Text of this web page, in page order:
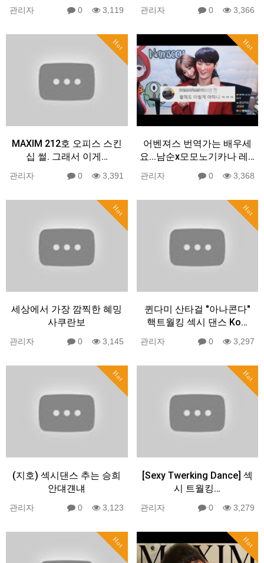
관리자 0 3,119 관리자 0 3,366
Hot
MAXIM 212호 오피스 스킨
십 썰. 그래서 이게…
관리자 0 3,391
Hot
어벤져스 번역가는 배우세
요...남순x모모노기카나 레…
관리자 0 3,368
Hot
세상에서 가장 깜찍한 혜밍
사쿠란보
관리자 0 3,145
Hot
퀸다미 산타걸 "아나콘다"
핵트월킹 섹시 댄스 Ko…
관리자 0 3,297
Hot
(지호) 섹시댄스 추는 승희
안댸걘냬
관리자 0 3,123
Hot
[Sexy Twerking Dance] 섹
시 트월킹…
관리자 0 3,279
Hot Hot